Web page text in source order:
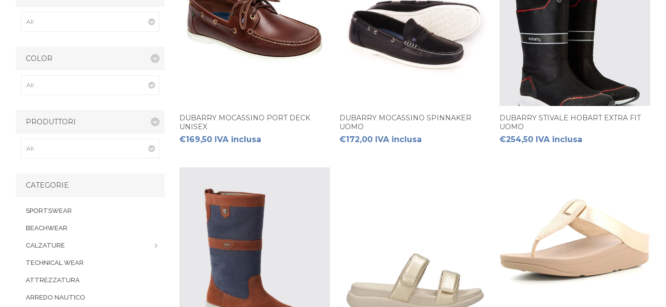
DUBARRY MOCASSINO PORT DECK
UNISEX
€169,50 IVA inclusa
DUBARRY MOCASSINO SPINNAKER
UOMO
€172,00 IVA inclusa
DUBARRY STIVALE HOBART EXTRA FIT
UOMO
€254,50 IVA inclusa
COLOR
PRODUTTORI
CATEGORIE
SPORTSWEAR
BEACHWEAR
CALZATURE
TECHNICAL WEAR
ATTREZZATURA
ARREDO NAUTICO